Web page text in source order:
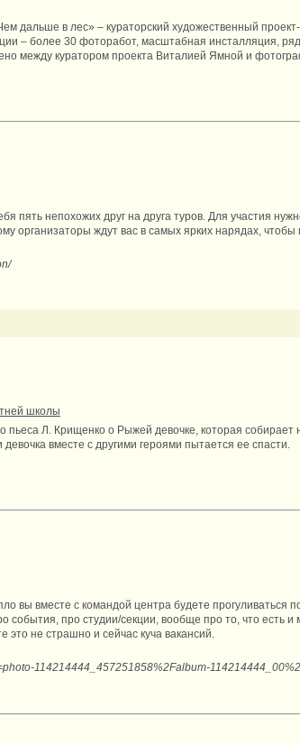
дальше в лес» – кураторский художественный
– более 30 фоторабот, масштабная инсталляция,
между куратором проекта Виталией Ямной и
пять непохожих друг на друга туров. Для участия
организаторы ждут вас в самых ярких нарядах, чтобы
школы
пьеса Л. Крищенко о Рыжей девочке, которая
вместе с другими героями пытается ее спасти.
вы вместе с командой центра будете прогуливаться
события, про студии/секции, вообще про то, что есть
это не страшно и сейчас куча вакансий.
114214444_457251858%2Falbum-